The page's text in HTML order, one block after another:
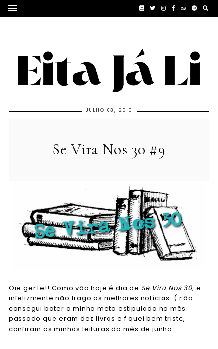
JULHO 03, 2015
Se Vira Nos 30 #9
Oie gente!! Como vão hoje é dia de Se Vira Nos 30, e
infelizmente não trago as melhores notícias :( não
consegui bater a minha meta estipulada no mês
passado que eram dez livros e fiquei bem triste,
confiram as minhas leituras do mês de junho.